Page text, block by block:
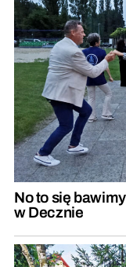
No to się
w Decznie